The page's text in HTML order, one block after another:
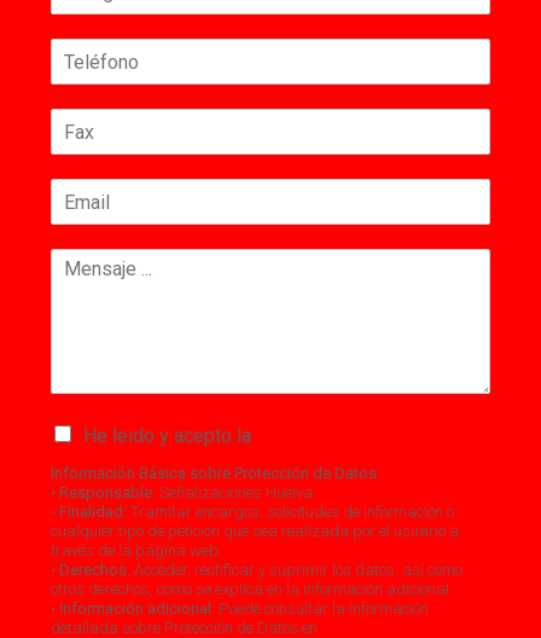
He leido y acepto la
Información Básica sobre Protección de Datos
• Responsable: Señalizaciones Huelva
• Finalidad: Tramitar encargos, solicitudes de información o
cualquier tipo de petición que sea realizada por el usuario a
través de la página web.
• Derechos: Acceder, rectificar y suprimir los datos, así como
otros derechos, como se explica en la información adicional.
• Información adicional: Puede consultar la información
detallada sobre Protección de Datos en